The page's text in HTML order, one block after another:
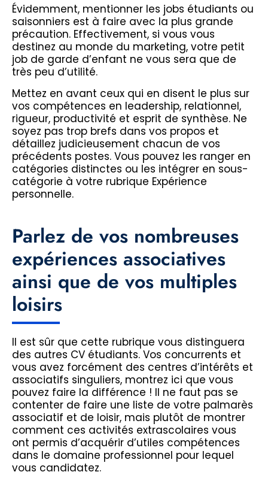
Évidemment, mentionner les jobs étudiants ou
saisonniers est à faire avec la plus grande
précaution. Effectivement, si vous vous
destinez au monde du marketing, votre petit
job de garde d’enfant ne vous sera que de
très peu d’utilité.
Mettez en avant ceux qui en disent le plus sur
vos compétences en leadership, relationnel,
rigueur, productivité et esprit de synthèse. Ne
soyez pas trop brefs dans vos propos et
détaillez judicieusement chacun de vos
précédents postes. Vous pouvez les ranger en
catégories distinctes ou les intégrer en sous-
catégorie à votre rubrique Expérience
personnelle.
Parlez de vos nombreuses
expériences associatives
ainsi que de vos multiples
loisirs
Il est sûr que cette rubrique vous distinguera
des autres CV étudiants. Vos concurrents et
vous avez forcément des centres d’intérêts et
associatifs singuliers, montrez ici que vous
pouvez faire la différence ! Il ne faut pas se
contenter de faire une liste de votre palmarès
associatif et de loisir, mais plutôt de montrer
comment ces activités extrascolaires vous
ont permis d’acquérir d’utiles compétences
dans le domaine professionnel pour lequel
vous candidatez.